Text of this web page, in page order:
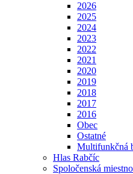
2026
2025
2024
2023
2022
2021
2020
2019
2018
2017
2016
Obec
Ostatné
Multifunkčná
Hlas Rabčíc
Spoločenská